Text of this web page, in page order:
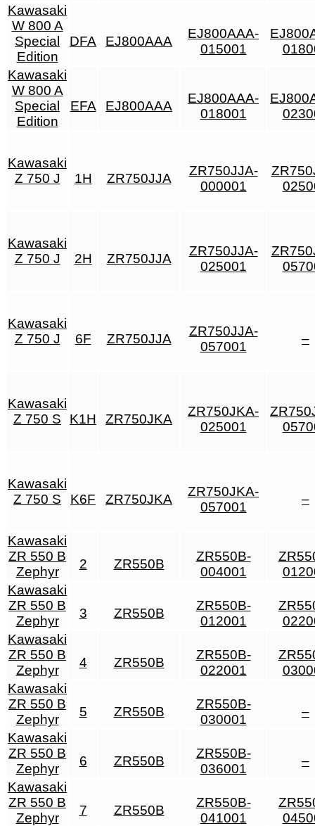
Kawasaki
W 800 A
Special
Edition
DFA EJ800AAA
EJ800AAA-
015001
Kawasaki
W 800 A
Special
Edition
EFA EJ800AAA
EJ800AAA-
018001
Kawasaki
Z 750 J
1H ZR750JJA
ZR750JJA-
000001
Kawasaki
Z 750 J
2H ZR750JJA
ZR750JJA-
025001
Kawasaki
Z 750 J
6F ZR750JJA
ZR750JJA-
057001
–
Kawasaki
Z 750 S
K1H ZR750JKA
ZR750JKA-
025001
Kawasaki
Z 750 S
K6F ZR750JKA
ZR750JKA-
057001
–
Kawasaki
ZR 550 B
Zephyr
2 ZR550B
ZR550B-
004001
Kawasaki
ZR 550 B
Zephyr
3 ZR550B
ZR550B-
012001
Kawasaki
ZR 550 B
Zephyr
4 ZR550B
ZR550B-
022001
Kawasaki
ZR 550 B
Zephyr
5 ZR550B
ZR550B-
030001
–
Kawasaki
ZR 550 B
Zephyr
6 ZR550B
ZR550B-
036001
–
Kawasaki
ZR 550 B
Zephyr
7 ZR550B
ZR550B-
041001